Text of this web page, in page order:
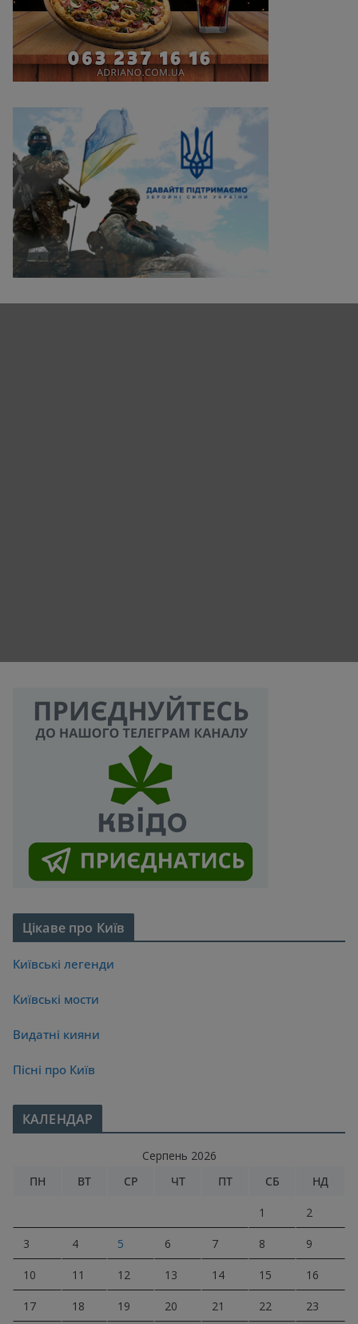
Цікаве про Київ
Київські легенди
Київські мости
Видатні кияни
Пісні про Київ
КАЛЕНДАР
Серпень 2026
ПН
ВТ СР ЧТ ПТ СБ НД
1 2
3 4 5 6 7 8 9
10 11 12 13 14 15 16
17 18 19 20 21 22 23